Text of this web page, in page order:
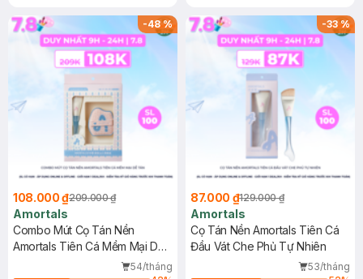
-48%
108.000 ₫209.000 ₫
Amortals
Combo Mút Cọ Tán Nền
Amortals Tiên Cá Mềm Mại Dễ
54/tháng
-33%
87.000 ₫129.000 ₫
Amortals
Cọ Tán Nền Amortals Tiên Cá
Đầu Vát Che Phủ Tự Nhiên
53/tháng